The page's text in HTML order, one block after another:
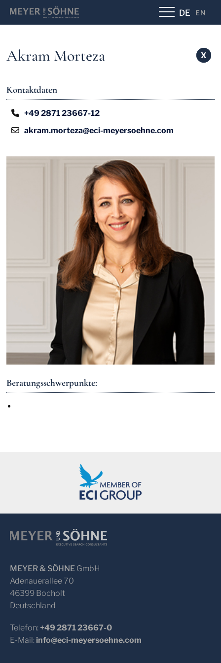
DE EN
X
X
Akram Morteza
Kontaktdaten
+49 2871 23667-12
akram.morteza@eci-meyersoehne.com
Beratungsschwerpunkte:
MEYER & SÖHNE GmbH
Adenauerallee 70
46399 Bocholt
Deutschland
Telefon:+49 2871 23667-0
E-Mail: info@eci-meyersoehne.com